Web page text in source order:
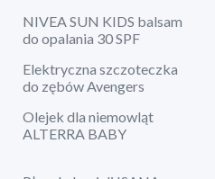
NIVEA SUN KIDS balsam
do opalania 30 SPF
Elektryczna szczoteczka
do zębów Avengers
Olejek dla niemowląt
ALTERRA BABY